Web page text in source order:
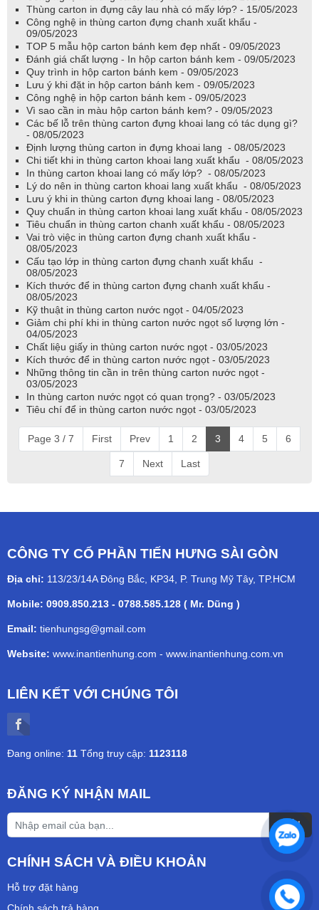
Thùng carton in đựng cây lau nhà có mấy lớp? - 15/05/2023
Công nghệ in thùng carton đựng chanh xuất khẩu -
09/05/2023
TOP 5 mẫu hộp carton bánh kem đẹp nhất - 09/05/2023
Đánh giá chất lượng - In hộp carton bánh kem - 09/05/2023
Quy trình in hộp carton bánh kem - 09/05/2023
Lưu ý khi đặt in hộp carton bánh kem - 09/05/2023
Công nghệ in hộp carton bánh kem - 09/05/2023
Vì sao cần in màu hộp carton bánh kem? - 09/05/2023
Các bế lỗ trên thùng carton đựng khoai lang có tác dụng gì?
- 08/05/2023
Định lượng thùng carton in đựng khoai lang - 08/05/2023
Chi tiết khi in thùng carton khoai lang xuất khẩu - 08/05/2023
In thùng carton khoai lang có mấy lớp? - 08/05/2023
Lý do nên in thùng carton khoai lang xuất khẩu - 08/05/2023
Lưu ý khi in thùng carton đựng khoai lang - 08/05/2023
Quy chuẩn in thùng carton khoai lang xuất khẩu - 08/05/2023
Tiêu chuẩn in thùng carton chanh xuất khẩu - 08/05/2023
Vai trò việc in thùng carton đựng chanh xuất khẩu -
08/05/2023
Cấu tạo lớp in thùng carton đựng chanh xuất khẩu -
08/05/2023
Kích thước để in thùng carton đựng chanh xuất khẩu -
08/05/2023
Kỹ thuật in thùng carton nước ngọt - 04/05/2023
Giảm chi phí khi in thùng carton nước ngọt số lượng lớn -
04/05/2023
Chất liệu giấy in thùng carton nước ngọt - 03/05/2023
Kích thước để in thùng carton nước ngọt - 03/05/2023
Những thông tin cần in trên thùng carton nước ngọt -
03/05/2023
In thùng carton nước ngọt có quan trọng? - 03/05/2023
Tiêu chí để in thùng carton nước ngọt - 03/05/2023
Page 3 / 7 First Prev 1 2 3 4 5 6
7 Next Last
CÔNG TY CỔ PHẦN TIẾN HƯNG SÀI GÒN
Địa chỉ: 113/23/14A Đông Bắc, KP34, P. Trung Mỹ Tây, TP.HCM
Mobile: 0909.850.213 - 0788.585.128 ( Mr. Dũng )
Email: tienhungsg@gmail.com
Website: www.inantienhung.com - www.inantienhung.com.vn
LIÊN KẾT VỚI CHÚNG TÔI
Đang online: 11 Tổng truy cập: 1123118
ĐĂNG KÝ NHẬN MAIL
CHÍNH SÁCH VÀ ĐIỀU KHOẢN
Hỗ trợ đặt hàng